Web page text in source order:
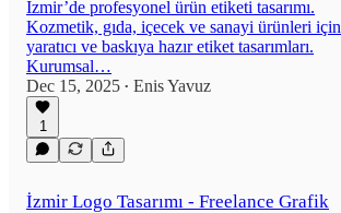
İzmir’de profesyonel ürün etiketi tasarımı.
Kozmetik, gıda, içecek ve sanayi ürünleri için
yaratıcı ve baskıya hazır etiket tasarımları.
Kurumsal…
Dec 15, 2025 • Enis Yavuz
1
İzmir Logo Tasarımı - Freelance Grafik